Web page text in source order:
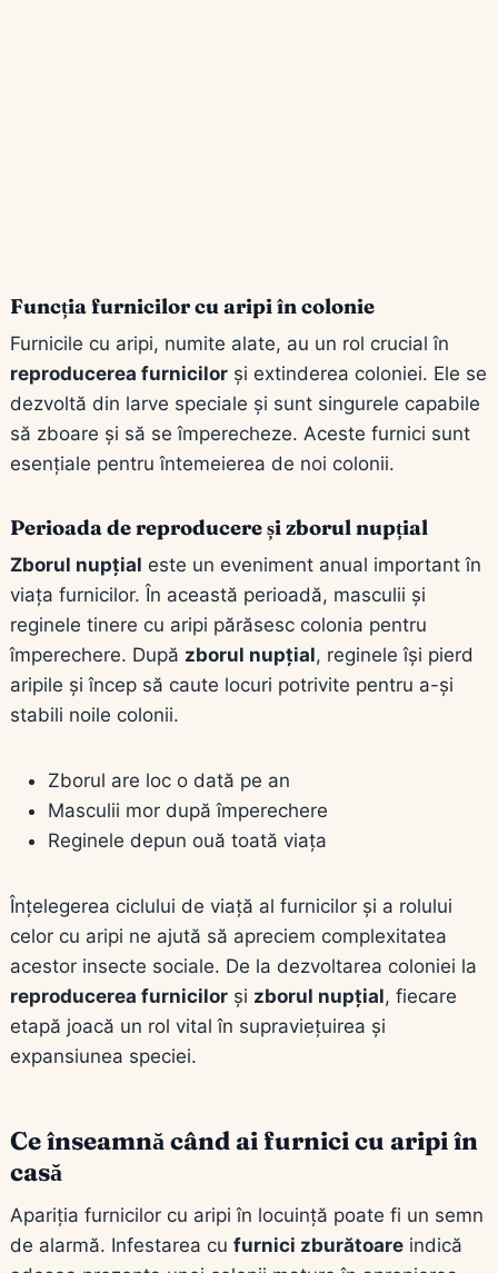
Funcția furnicilor cu aripi în colonie
Furnicile cu aripi, numite alate, au un rol crucial în
reproducerea furnicilor și extinderea coloniei. Ele se
dezvoltă din larve speciale și sunt singurele capabile
să zboare și să se împerecheze. Aceste furnici sunt
esențiale pentru întemeierea de noi colonii.
Perioada de reproducere și zborul nupțial
Zborul nupțial este un eveniment anual important în
viața furnicilor. În această perioadă, masculii și
reginele tinere cu aripi părăsesc colonia pentru
împerechere. După zborul nupțial, reginele își pierd
aripile și încep să caute locuri potrivite pentru a-și
stabili noile colonii.
Zborul are loc o dată pe an
Masculii mor după împerechere
Reginele depun ouă toată viața
Înțelegerea ciclului de viață al furnicilor și a rolului
celor cu aripi ne ajută să apreciem complexitatea
acestor insecte sociale. De la dezvoltarea coloniei la
reproducerea furnicilor și zborul nupțial, fiecare
etapă joacă un rol vital în supraviețuirea și
expansiunea speciei.
Ce înseamnă când ai furnici cu aripi în
casă
Apariția furnicilor cu aripi în locuință poate fi un semn
de alarmă. Infestarea cu furnici zburătoare indică